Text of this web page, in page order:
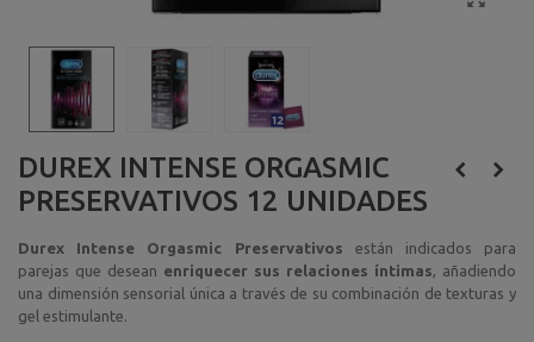
DUREX INTENSE ORGASMIC
PRESERVATIVOS 12 UNIDADES
Durex Intense Orgasmic Preservativos están indicados para
parejas que desean enriquecer sus relaciones íntimas , añadiendo
una dimensión sensorial única a través de su combinación de texturas y
gel estimulante.